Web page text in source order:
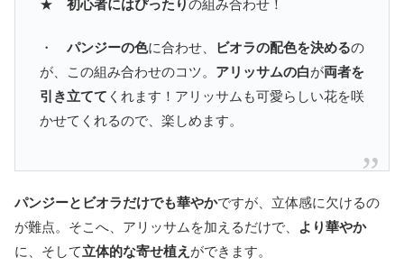
★ 初心者にはぴったりの組み合わせ！
・ パンジーの色に合わせ、 ビオラの配色を決めるの
が、この組み合わせのコツ。 アリッサムの白が両者を
引き立てて くれます！アリッサムも可愛らしい花を咲
かせてくれるので、楽しめます。
パンジーとビオラだけでも華やかですが、立体感に欠けるの
が難点。そこへ、アリッサムを加えるだけで、
より華やか
に、そして立体的な寄せ植え ができます。